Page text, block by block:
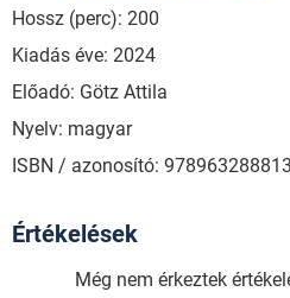
Hossz (perc): 200
Kiadás éve: 2024
Előadó: Götz Attila
Nyelv: magyar
ISBN / azonosító:
Értékelések
Még nem érkeztek